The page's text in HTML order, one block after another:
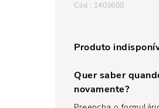
: 1403600
Produto
Quer saber
novamente?